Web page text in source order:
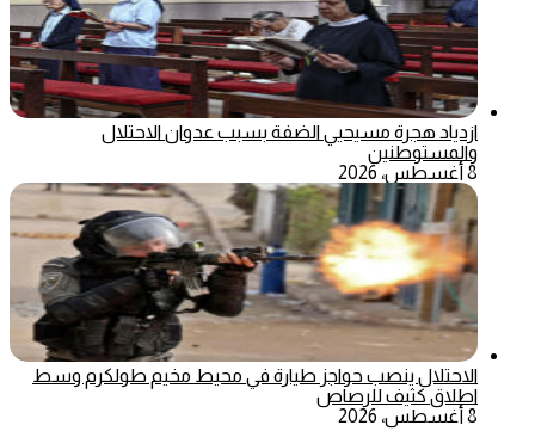
ازدياد هجرة مسيحيي الضفة بسبب عدوان الاحتلال
والمستوطنين
8 أغسطس، 2026
الاحتلال ينصب حواجز طيارة في محيط مخيم طولكرم وسط
اطلاق كثيف للرصاص
8 أغسطس، 2026